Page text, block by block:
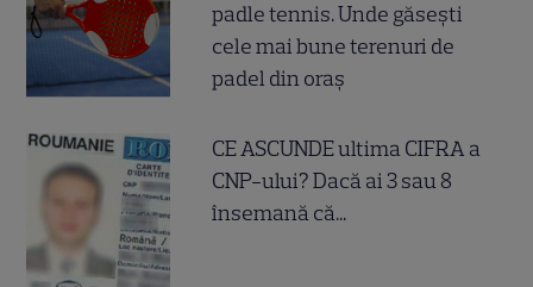
padle tennis. Unde găsești
cele mai bune terenuri de
padel din oraș
CE ASCUNDE ultima CIFRA a
CNP-ului? Dacă ai 3 sau 8
însemană că...